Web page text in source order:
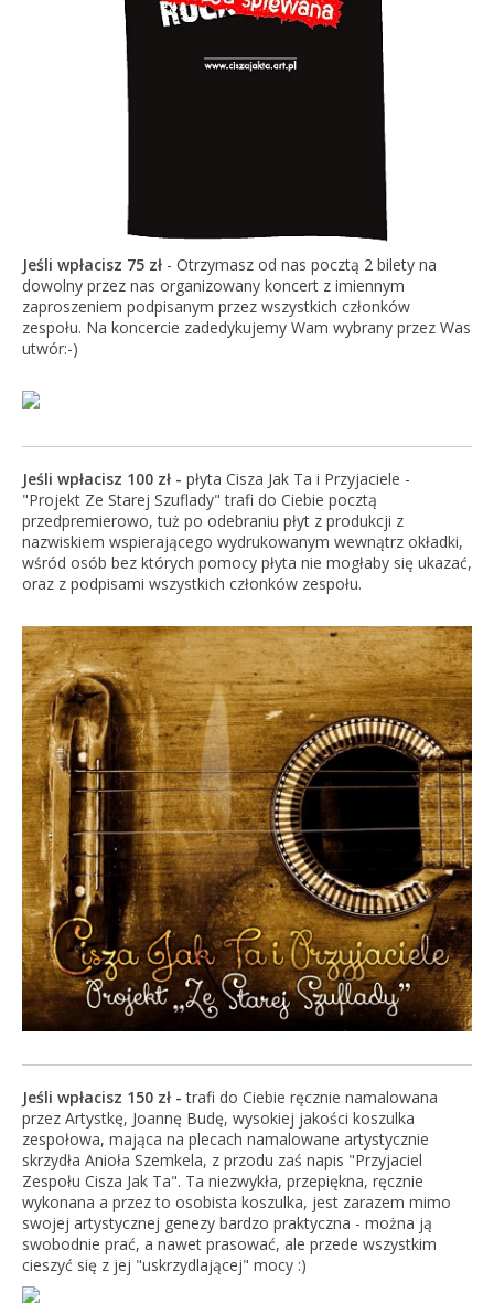
Jeśli wpłacisz 75 zł- Otrzymasz od nas pocztą 2 bilety na
dowolny przez nas organizowany koncert z imiennym
zaproszeniem podpisanym przez wszystkich członków
zespołu. Na koncercie zadedykujemy Wam wybrany przez Was
utwór:-)
Jeśli wpłacisz 100 zł - płyta Cisza Jak Ta i Przyjaciele -
"Projekt Ze Starej Szuflady" trafi do Ciebie pocztą
przedpremierowo, tuż po odebraniu płyt z produkcji z
nazwiskiem wspierającego wydrukowanym wewnątrz okładki,
wśród osób bez których pomocy płyta nie mogłaby się ukazać,
oraz z podpisami wszystkich członków zespołu.
Jeśli wpłacisz 150 zł -trafi do Ciebie ręcznie namalowana
przez Artystkę, Joannę Budę, wysokiej jakości koszulka
zespołowa, mająca na plecach namalowane artystycznie
skrzydła Anioła Szemkela, z przodu zaś napis "Przyjaciel
Zespołu Cisza Jak Ta". Ta niezwykła, przepiękna, ręcznie
wykonana a przez to osobista koszulka, jest zarazem mimo
swojej artystycznej genezy bardzo praktyczna - można ją
swobodnie prać, a nawet prasować, ale przede wszystkim
cieszyć się z jej "uskrzydlającej" mocy :)